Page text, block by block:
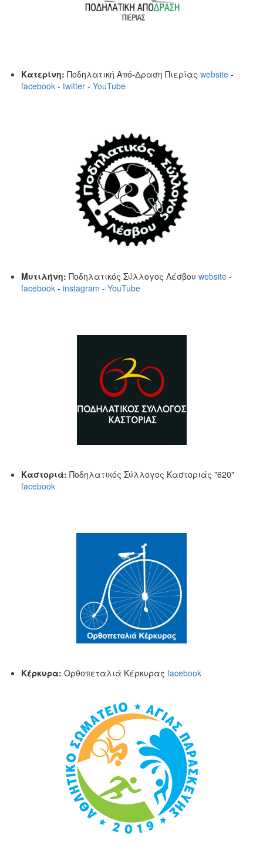
Κατερίνη: Ποδηλατική Από-Δραση Πιερίας website -
facebook - twitter - YouTube
Μυτιλήνη: Ποδηλατικός Σύλλογος Λέσβου website -
facebook - instagram - YouTube
Καστοριά: Ποδηλατικός Σύλλογος Καστοριάς "620"
facebook
Κέρκυρα: Ορθοπεταλιά Κέρκυρας facebook